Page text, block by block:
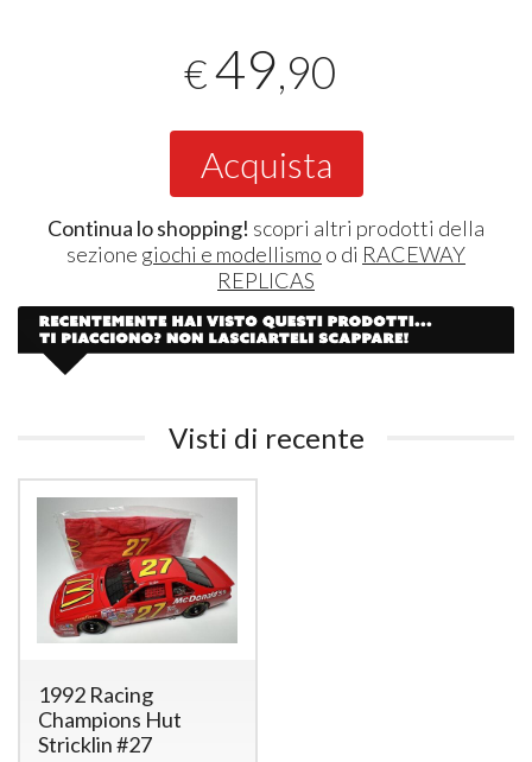
€49,90
Acquista
Continua lo shopping! scopri altri prodotti della
sezione giochi e modellismo o di RACEWAY
REPLICAS
Visti di recente
1992 Racing
Champions Hut
Stricklin #27